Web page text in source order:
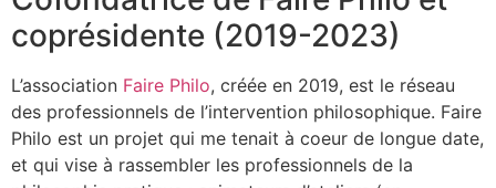
coprésidente (2019-2023)
L’association Faire Philo, créée en 2019, est le réseau
des professionnels de l’intervention philosophique. Faire
Philo est un projet qui me tenait à coeur de longue date,
et qui vise à rassembler les professionnels de la